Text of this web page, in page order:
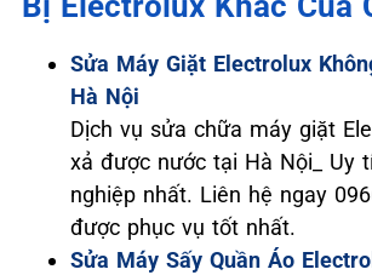
Sửa Máy Giặt Electrolux
Hà Nội
Dịch vụ sửa chữa máy giặt
xả được nước tại Hà Nội_ Uy
nghiệp nhất. Liên hệ ngay
được phục vụ tốt nhất.
Sửa Máy Sấy Quần Áo